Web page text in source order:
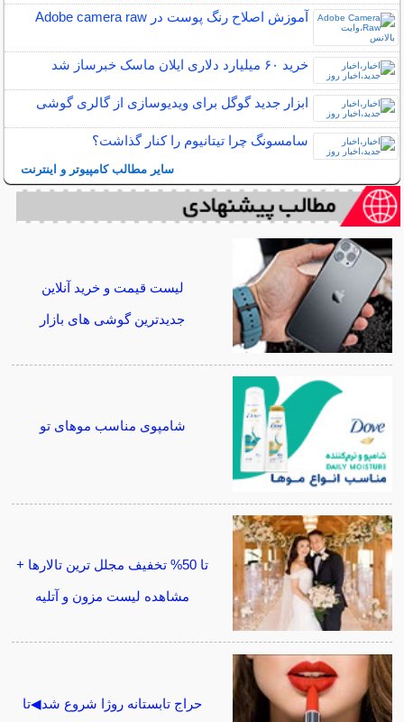
آموزش اصلاح رنگ پوست در Adobe camera raw
خرید ۶۰ میلیارد دلاری ایلان ماسک خبرساز شد
ابزار جدید گوگل برای ویدیوسازی از گالری گوشی
سامسونگ چرا تیتانیوم را کنار گذاشت؟
سایر مطالب کامپیوتر و اینترنت
لیست قیمت و خرید آنلاین
جدیدترین گوشی های بازار
شامپوی مناسب موهای تو
تا 50% تخفیف مجلل ترین تالارها +
مشاهده لیست مزون و آتلیه
حراج تابستانه روژا شروع شد◀تا